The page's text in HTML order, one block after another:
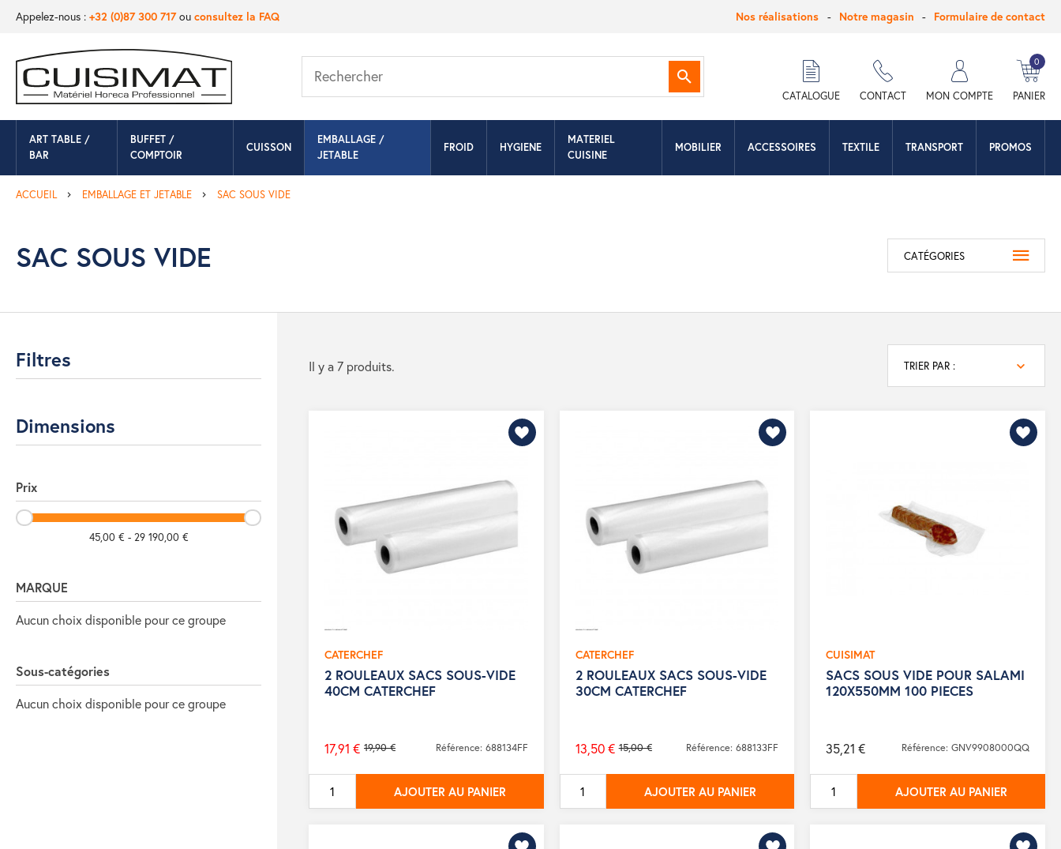
Appelez-nous : +32 (0)87 300 717ou consultez la FAQ Nos réalisations Notre magasin Formulaire de contact
Rechercher
CATALOGUE CONTACT MON COMPTE PANIER
0
ART TABLE /
BAR
BUFFET /
COMPTOIR
CUISSON
EMBALLAGE /
JETABLE
FROID HYGIENE
MATERIEL
CUISINE
MOBILIER ACCESSOIRES TEXTILE TRANSPORT PROMOS
ACCUEIL EMBALLAGE ET JETABLE SAC SOUS VIDE
SAC SOUS VIDE CATÉGORIES
Filtres
Dimensions
Prix
45,00 € - 29 190,00 €
MARQUE
Aucun choix disponible pour ce groupe
Sous-catégories
Aucun choix disponible pour ce groupe
Il y a 7 produits. TRIER PAR :
CATERCHEF
2 ROULEAUX SACS SOUS-VIDE
40CM CATERCHEF
Prix
de
base
19,90 €
17,91 € Référence: 688134FF
AJOUTER AU PANIER
CATERCHEF
2 ROULEAUX SACS SOUS-VIDE
30CM CATERCHEF
Prix
de
base
15,00 €
13,50 € Référence: 688133FF
AJOUTER AU PANIER
CUISIMAT
SACS SOUS VIDE POUR SALAMI
120X550MM 100 PIECES
35,21 € Référence: GNV9908000QQ
AJOUTER AU PANIER